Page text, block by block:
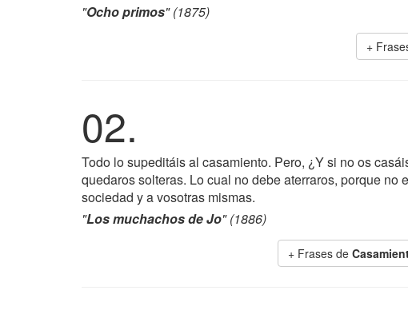
"Ocho primos" (1875)
+
02.
Todo lo supeditáis al casamiento. Pero, ¿Y si no os
quedaros solteras. Lo cual no debe aterraros, porque
sociedad y a vosotras mismas.
"Los muchachos de Jo" (1886)
+ Frases de